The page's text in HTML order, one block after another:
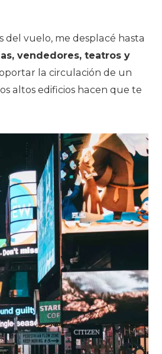
del vuelo, me desplacé hasta
vendedores, teatros y
la circulación de un
altos edificios hacen que te